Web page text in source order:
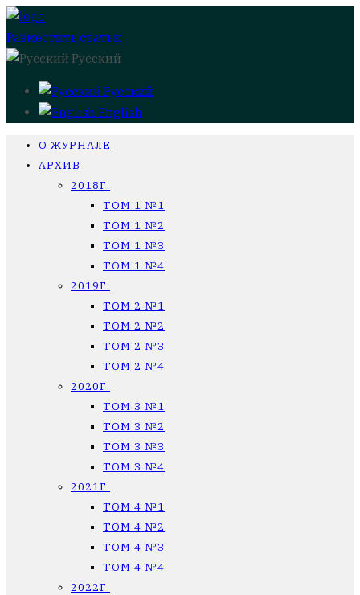
Разместить статью
Русский
Русский
English
О ЖУРНАЛЕ
АРХИВ
2018Г.
ТОМ 1 №1
ТОМ 1 №2
ТОМ 1 №3
ТОМ 1 №4
2019Г.
ТОМ 2 №1
ТОМ 2 №2
ТОМ 2 №3
ТОМ 2 №4
2020Г.
ТОМ 3 №1
ТОМ 3 №2
ТОМ 3 №3
ТОМ 3 №4
2021Г.
ТОМ 4 №1
ТОМ 4 №2
ТОМ 4 №3
ТОМ 4 №4
2022Г.